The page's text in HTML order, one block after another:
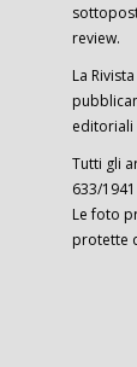
review.
La
editoriali
Tutti gli
633/
Le foto
protette